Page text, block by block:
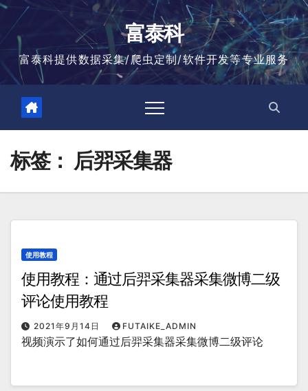
跳
富泰科
富泰科提供数据采集/爬虫定制/软件开发等专业服务
标签： 后羿采集器
使用教程
使用教程：通过后羿采集器采集微博二级
评论使用教程
2021年9月14日 FUTAIKE_ADMIN
视频演示了如何通过后羿采集器采集微博二级评论